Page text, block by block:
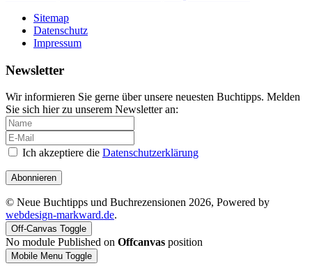
Sitemap
Datenschutz
Impressum
Newsletter
Wir informieren Sie gerne über unsere neuesten Buchtipps. Melden
Sie sich hier zu unserem Newsletter an:
Ich akzeptiere die Datenschutzerklärung
Abonnieren
© Neue Buchtipps und Buchrezensionen 2026, Powered by
webdesign-markward.de.
Off-Canvas Toggle
No module Published on Offcanvas position
Mobile Menu Toggle